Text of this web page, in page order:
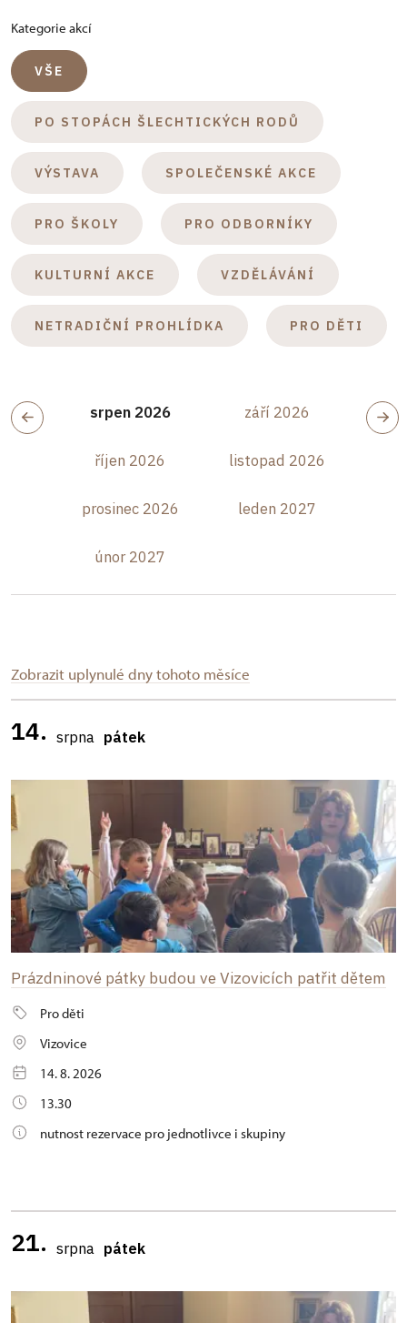
Kategorie akcí
VŠE
PO STOPÁCH ŠLECHTICKÝCH RODŮ
VÝSTAVA SPOLEČENSKÉ AKCE
PRO ŠKOLY PRO ODBORNÍKY
KULTURNÍ AKCE VZDĚLÁVÁNÍ
NETRADIČNÍ PROHLÍDKA PRO DĚTI
srpen 2026 září 2026
říjen 2026 listopad 2026
prosinec 2026 leden 2027
únor 2027
Zobrazit uplynulé dny tohoto měsíce
14. srpna pátek
Prázdninové pátky budou ve Vizovicích patřit dětem
Pro děti
Vizovice
14. 8. 2026
13.30
nutnost rezervace pro jednotlivce i skupiny
21. srpna pátek